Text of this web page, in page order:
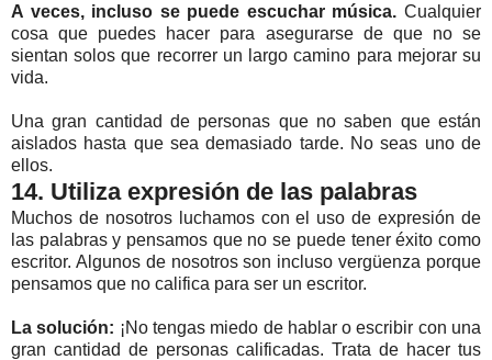
A veces, incluso se puede escuchar música. Cualquier
cosa que puedes hacer para asegurarse de que no se
sientan solos que recorrer un largo camino para mejorar su
vida.
Una gran cantidad de personas que no saben que están
aislados hasta que sea demasiado tarde. No seas uno de
ellos.
14. Utiliza expresión de las palabras
Muchos de nosotros luchamos con el uso de expresión de
las palabras y pensamos que no se puede tener éxito como
escritor. Algunos de nosotros son incluso vergüenza porque
pensamos que no califica para ser un escritor.
La solución: ¡No tengas miedo de hablar o escribir con una
gran cantidad de personas calificadas. Trata de hacer tus